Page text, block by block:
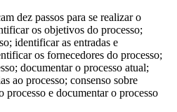
dez passos para se realizar o
os objetivos do processo;
identificar as entradas e
os fornecedores do processo;
documentar o processo atual;
ao processo; consenso sobre
processo e documentar o processo